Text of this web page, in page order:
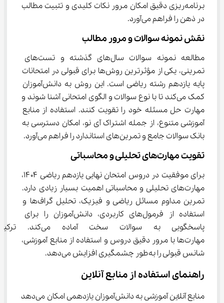
برنامه‌ریزی دقیق امکان مرور نکات کلیدی و تثبیت مطالب
در ذهن را فراهم می‌آورد.
نقش نمونه سوالات و مرور مطالب
مطالعه نمونه سوالات سال‌های گذشته و تست‌های
تمرینی، یکی از مؤثرترین روش‌ها برای قبولی در امتحانات
پایه یازدهم رشته ریاضی است. این روش به دانش‌آموزان
کمک می‌کند تا با نوع سوالات و الگوی امتحانی آشنا شوند و
مهارت حل مسئله خود را تقویت کنند. استفاده از منابع
آموزشی متنوع، از جمله اشتراک آی نو، امکان دسترسی به
بانک سوالات جامع و تمرین‌های استاندارد را فراهم می‌آورد.
تقویت مهارت‌های تحلیلی و محاسباتی
برای موفقیت در دروس امتحان نهایی یازدهم ریاضی ۱۴۰۴،
مهارت‌های تحلیلی و محاسباتی اهمیت بسیار زیادی دارد.
تمرین مداوم مسائل ریاضی و فیزیک، تحلیل گراف‌ها و
استفاده از فرمول‌های کاربردی، دانش‌آموزان را برای
پاسخگویی به سوالات سخت
مهارت‌ها با مرور دقیق دروس و استفاده از منابع آموزشی،
شانس قبولی را به‌طور چشمگیری افزایش می‌دهد.
راهنمای استفاده از منابع آنلاین
منابع آنلاین آموزشی به دانش‌آموزان یازدهمی امکان می‌دهد